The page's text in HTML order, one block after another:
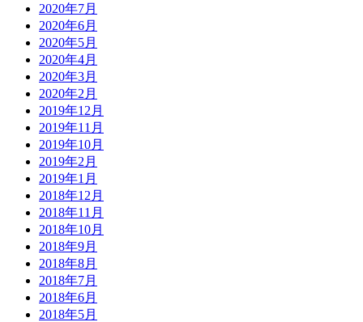
2020年7月
2020年6月
2020年5月
2020年4月
2020年3月
2020年2月
2019年12月
2019年11月
2019年10月
2019年2月
2019年1月
2018年12月
2018年11月
2018年10月
2018年9月
2018年8月
2018年7月
2018年6月
2018年5月